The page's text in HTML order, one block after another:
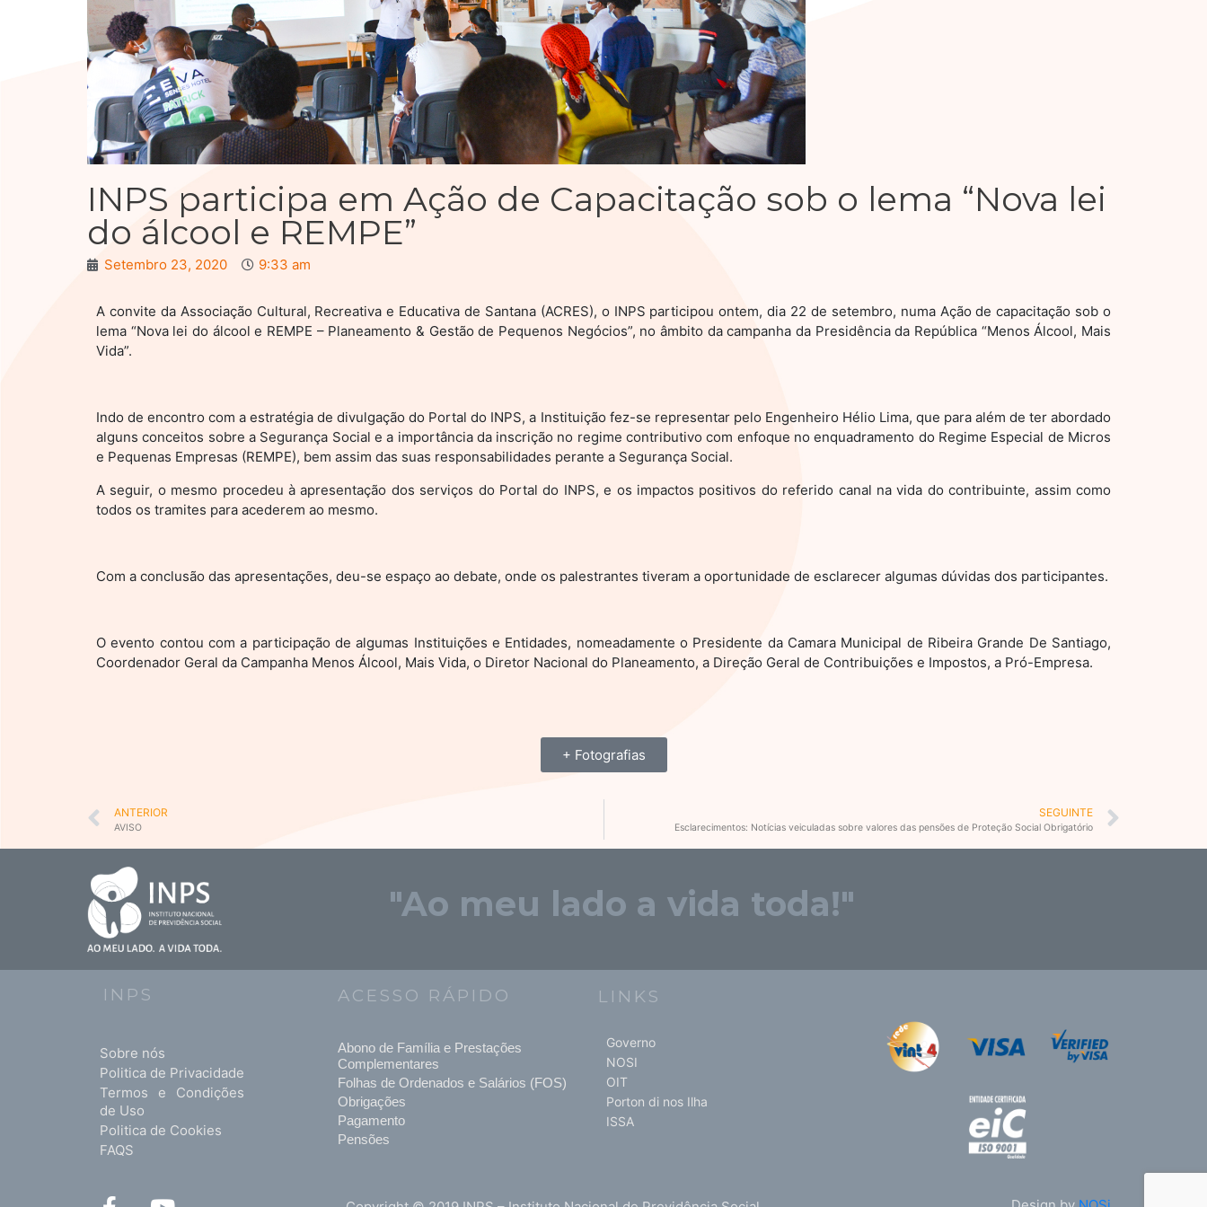
INPS participa em Ação de Capacitação sob o lema “Nova lei
do álcool e REMPE”
Setembro 23, 2020 9:33 am
A convite da Associação Cultural, Recreativa e Educativa de Santana (ACRES), o INPS participou ontem, dia 22 de setembro, numa Ação de capacitação sob o
lema “Nova lei do álcool e REMPE – Planeamento & Gestão de Pequenos Negócios”, no âmbito da campanha da Presidência da República “Menos Álcool, Mais
Vida”.
Indo de encontro com a estratégia de divulgação do Portal do INPS, a Instituição fez-se representar pelo Engenheiro Hélio Lima, que para além de ter abordado
alguns conceitos sobre a Segurança Social e a importância da inscrição no regime contributivo com enfoque no enquadramento do Regime Especial de Micros
e Pequenas Empresas (REMPE), bem assim das suas responsabilidades perante a Segurança Social.
A seguir, o mesmo procedeu à apresentação dos serviços do Portal do INPS, e os impactos positivos do referido canal na vida do contribuinte, assim como
todos os tramites para acederem ao mesmo.
Com a conclusão das apresentações, deu-se espaço ao debate, onde os palestrantes tiveram a oportunidade de esclarecer algumas dúvidas dos participantes.
O evento contou com a participação de algumas Instituições e Entidades, nomeadamente o Presidente da Camara Municipal de Ribeira Grande De Santiago,
Coordenador Geral da Campanha Menos Álcool, Mais Vida, o Diretor Nacional do Planeamento, a Direção Geral de Contribuições e Impostos, a Pró-Empresa.
+ Fotografias
Prev
ANTERIOR
AVISO
SEGUINTE
Esclarecimentos: Notícias veiculadas sobre valores das pensões de Proteção Social Obrigatório
"Ao meu lado a vida toda!"
INPS
Sobre nós
Politica de Privacidade
Termos e Condições
de Uso
Politica de Cookies
FAQS
ACESSO RÁPIDO
Abono de Família e Prestações
Complementares
Folhas de Ordenados e Salários (FOS)
Obrigações
Pagamento
Pensões
LINKS
Governo
NOSI
OIT
Porton di nos Ilha
ISSA
F
Y